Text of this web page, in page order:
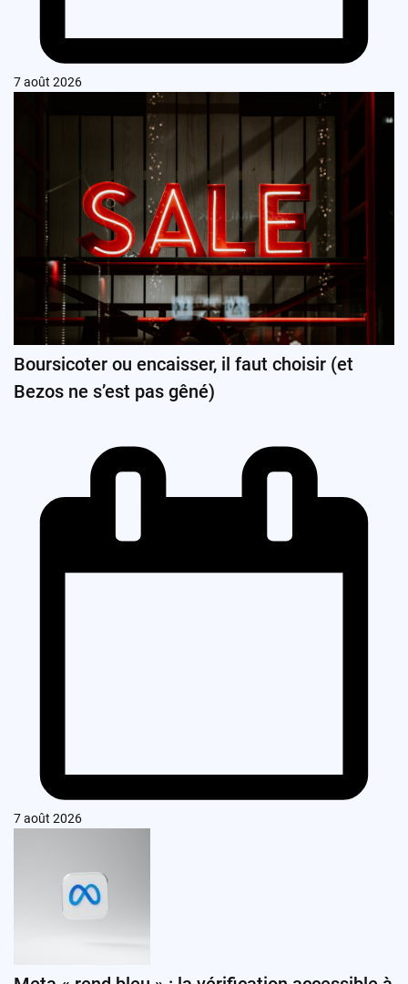
7 août 2026
Boursicoter ou encaisser, il faut choisir (et
Bezos ne s’est pas gêné)
7 août 2026